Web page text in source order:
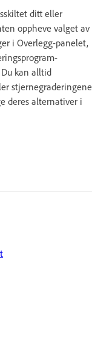
ditt eller
oppheve valget av
i Overlegg-panelet,
kan alltid
stjernegraderingene
deres alternativer i